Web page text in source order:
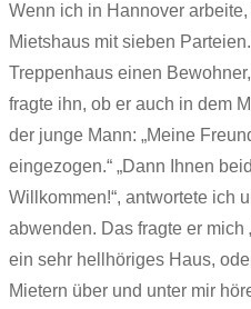
Wenn ich in Hannover
Mietshaus mit sieben
Treppenhaus einen
fragte ihn, ob er auch in dem
der junge Mann: „Meine
eingezogen.“ „Dann Ihnen
Willkommen!“, antwortete ich
abwenden. Das fragte er mich
ein sehr hellhöriges Haus,
Mietern über und unter mir